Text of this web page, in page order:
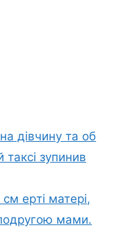
дівчину та об
зупинив
см еpті матері,
мами.